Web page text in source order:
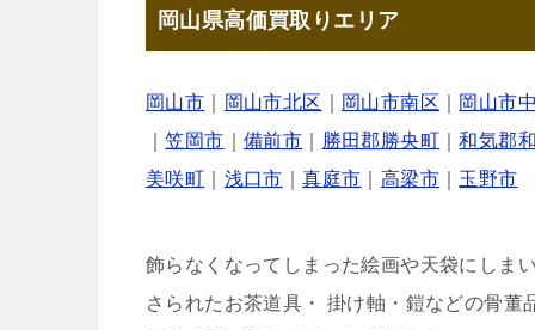
岡山県高価買取りエリア
岡山市 岡山市北区 岡山市南区
岡山市
｜笠岡市 ｜備前市 勝田郡勝央町 ｜和気郡
美咲町
浅口市 ｜真庭市 高梁市 玉野市
飾らなくなってしまった絵画や天袋にしま
さられたお茶道具・ 掛け軸・鎧などの骨董